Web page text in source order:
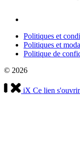
Politiques et
Politiques et
Politique de
© 2026
iX Ce lien